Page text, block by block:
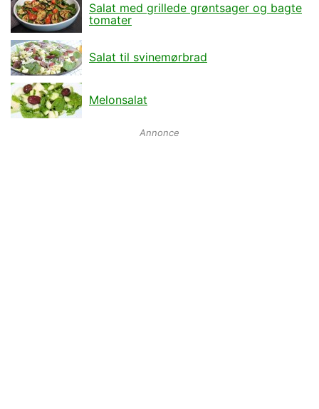
Salat med grillede grøntsager og bagte
tomater
Salat til svinemørbrad
Melonsalat
Annonce